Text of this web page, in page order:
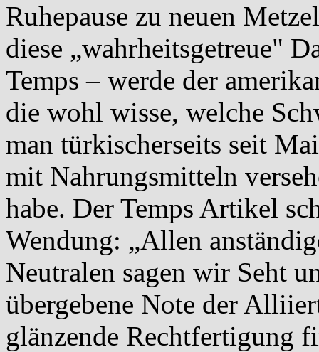
Ruhepause zu neuen
diese „wahrheitsgetreue"
Temps – werde der
die wohl wisse, welche
man türkischerseits seit
mit Nahrungsmitteln
habe. Der Temps Artikel
Wendung: „Allen
Neutralen sagen wir Seht
übergebene Note der
glänzende Rechtfertigung